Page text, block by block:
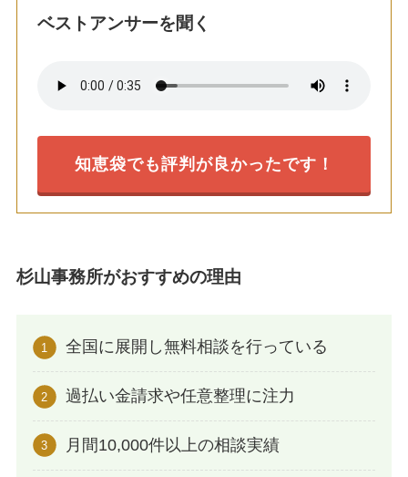
ベストアンサーを聞く
知恵袋でも評判が良かったです！
杉山事務所がおすすめの理由
全国に展開し無料相談を行っている
過払い金請求や任意整理に注力
月間10,000件以上の相談実績